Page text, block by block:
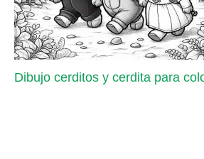
Dibujo cerditos y cerdita para